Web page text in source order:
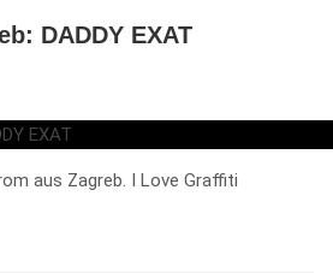
DADDY EXAT
aus Zagreb. I Love Graffiti